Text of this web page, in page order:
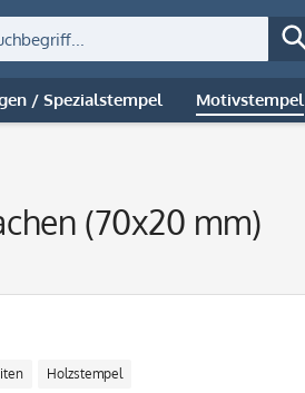
/ Spezialstempel Motivstempel
(70x20 mm)
Holzstempel